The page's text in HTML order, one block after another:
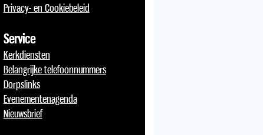
Privacy- en Cookiebeleid
Service
Kerkdiensten
Belangrijke telefoonnummers
Dorpslinks
Evenementenagenda
Nieuwsbrief